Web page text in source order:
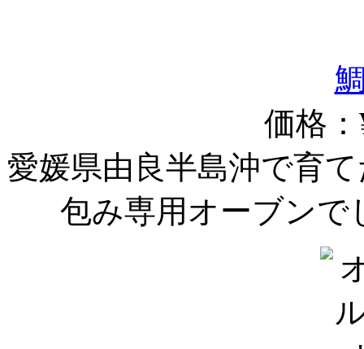
価格
愛媛県由良半島沖で育
包み専用オーブンで